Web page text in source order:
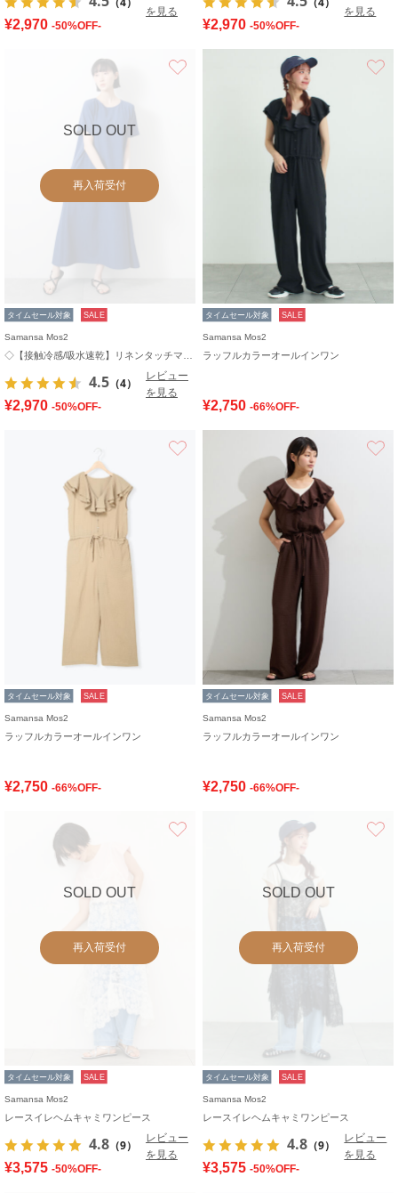
を見る
¥2,970 -50%OFF-
を見る
¥2,970 -50%OFF-
SOLD OUT
再入荷受付
タイムセール対象 SALE
Samansa Mos2
4.5 （4）
レビュー
を見る
¥2,970 -50%OFF-
タイムセール対象 SALE
Samansa Mos2
ラッフルカラーオールインワン
¥2,750 -66%OFF-
タイムセール対象 SALE
Samansa Mos2
ラッフルカラーオールインワン
¥2,750 -66%OFF-
タイムセール対象 SALE
Samansa Mos2
ラッフルカラーオールインワン
¥2,750 -66%OFF-
SOLD OUT
再入荷受付
タイムセール対象 SALE
Samansa Mos2
レースイレヘムキャミワンピース
4.8 （9）
レビュー
を見る
¥3,575 -50%OFF-
SOLD OUT
再入荷受付
タイムセール対象 SALE
Samansa Mos2
レースイレヘムキャミワンピース
4.8 （9）
レビュー
を見る
¥3,575 -50%OFF-